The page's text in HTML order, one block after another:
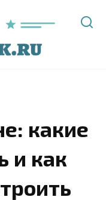
какие
и как